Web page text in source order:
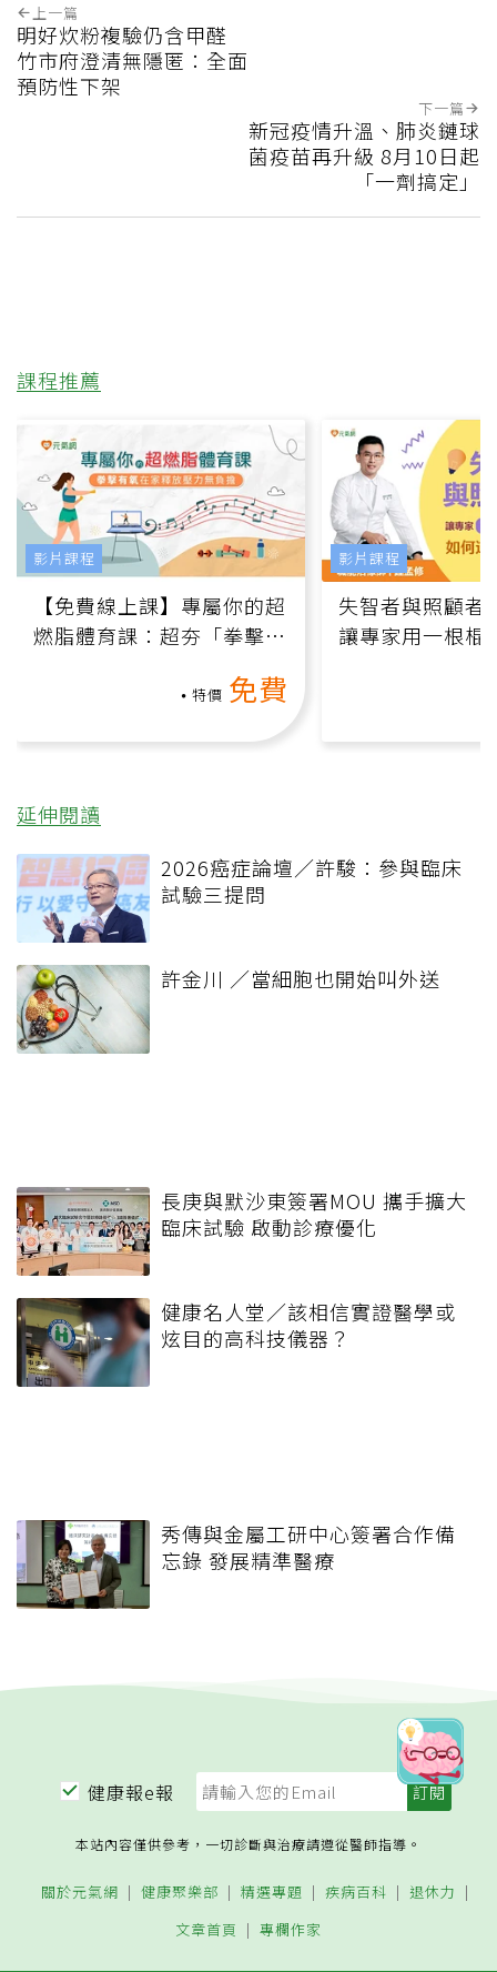
上一篇
明好炊粉複驗仍含甲醛
竹市府澄清無隱匿：全面
預防性下架
下一篇
新冠疫情升溫、肺炎鏈球
菌疫苗再升級 8月10日起
「一劑搞定」
課程推薦
【免費線上課】專屬你的超
燃脂體育課：超夯「拳擊有
特價 免費
影片課程
失智者與照顧者
讓專家用一根棍
影片課程
延伸閱讀
2026癌症論壇／許駿：參與臨床
試驗三提問
許金川 ／當細胞也開始叫外送
長庚與默沙東簽署MOU 攜手擴大
臨床試驗 啟動診療優化
健康名人堂／該相信實證醫學或
炫目的高科技儀器？
秀傳與金屬工研中心簽署合作備
忘錄 發展精準醫療
健康報e報
本站內容僅供參考，一切診斷與治療請遵從醫師指導。
關於元氣網 健康聚樂部 精選專題 疾病百科
退休力
文章首頁
專欄作家